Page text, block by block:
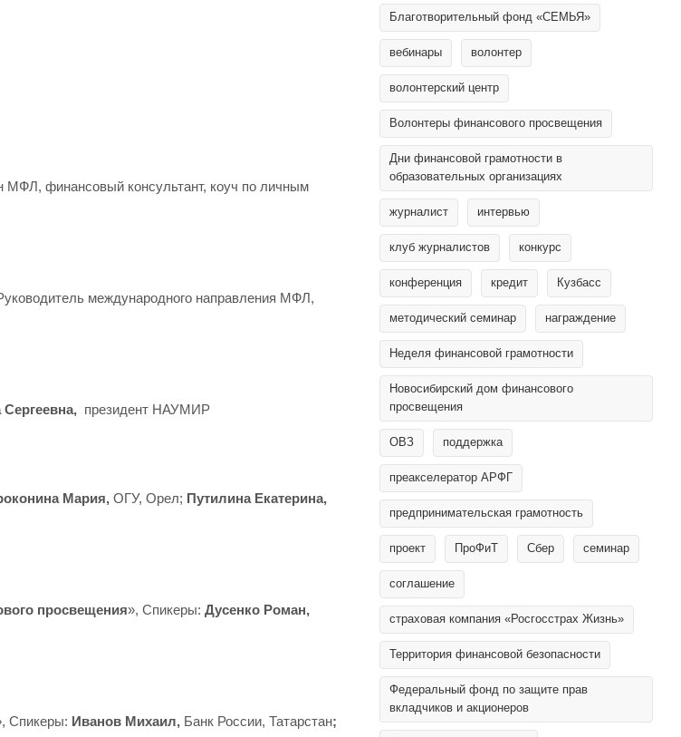
МФЛ, финансовый консультант, коуч по личным
международного направления МФЛ,
президент НАУМИР
Мария, ОГУ, Орел; Путилина Екатерина,
просвещения», Спикеры: Дусенко Роман,
Спикеры: Иванов Михаил, Банк России, Татарстан;
Благотворительный фонд «СЕМЬЯ»
вебинары волонтер
волонтерский центр
Волонтеры финансового просвещения
Дни финансовой грамотности в
образовательных организациях
журналист интервью
клуб журналистов конкурс
конференция кредит Кузбасс
методический семинар награждение
Неделя финансовой грамотности
Новосибирский дом финансового
просвещения
ОВЗ поддержка
преакселератор АРФГ
предпринимательская грамотность
проект ПроФиТ Сбер семинар
соглашение
страховая компания «Росгосстрах Жизнь»
Территория финансовой безопасности
Федеральный фонд по защите прав
вкладчиков и акционеров